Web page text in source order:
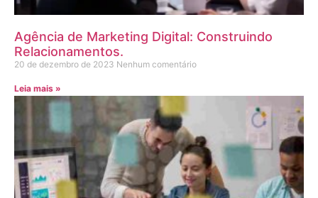
Agência de Marketing Digital: Construindo
Relacionamentos.
20 de dezembro de 2023 Nenhum comentário
Leia mais »